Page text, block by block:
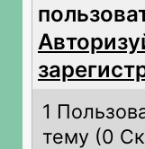
1
тему (0